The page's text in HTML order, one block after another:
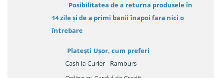
Posibilitatea de a returna produsele în
14 zileși de a primi banii înapoi fara nici o
întrebare
Platești Ușor, cum preferi
- Cash la Curier - Ramburs